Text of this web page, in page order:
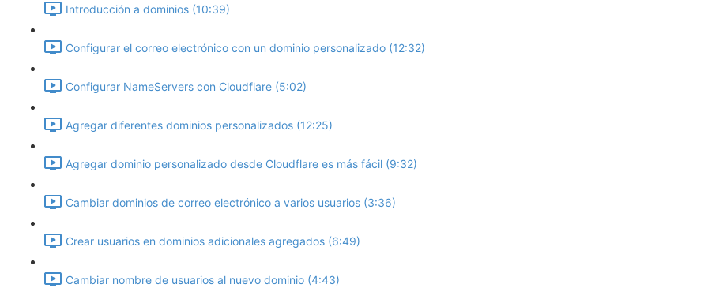
Introducción a dominios (10:39)
Configurar el correo electrónico con un dominio personalizado (12:32)
Configurar NameServers con Cloudflare (5:02)
Agregar diferentes dominios personalizados (12:25)
Agregar dominio personalizado desde Cloudflare es más fácil (9:32)
Cambiar dominios de correo electrónico a varios usuarios (3:36)
Crear usuarios en dominios adicionales agregados (6:49)
Cambiar nombre de usuarios al nuevo dominio (4:43)